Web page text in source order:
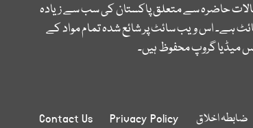
حاضرہ سے متعلق پاکستان کی سب سے زیادہ
ہے۔ اس ویب سائٹ پر شائع شدہ تمام مواد کے
میڈیا گروپ محفوظ ہیں۔
ضابطہ اخلاق Privacy Policy
Contact Us